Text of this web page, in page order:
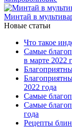
Минтай в
Новые статьи
Что такое
Самые
в марте 2022
2022 года
Самые
Самые
года
Рецепты